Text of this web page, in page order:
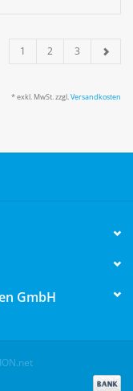
1 2 3
* exkl. MwSt. zzgl.Versandkosten
GmbH